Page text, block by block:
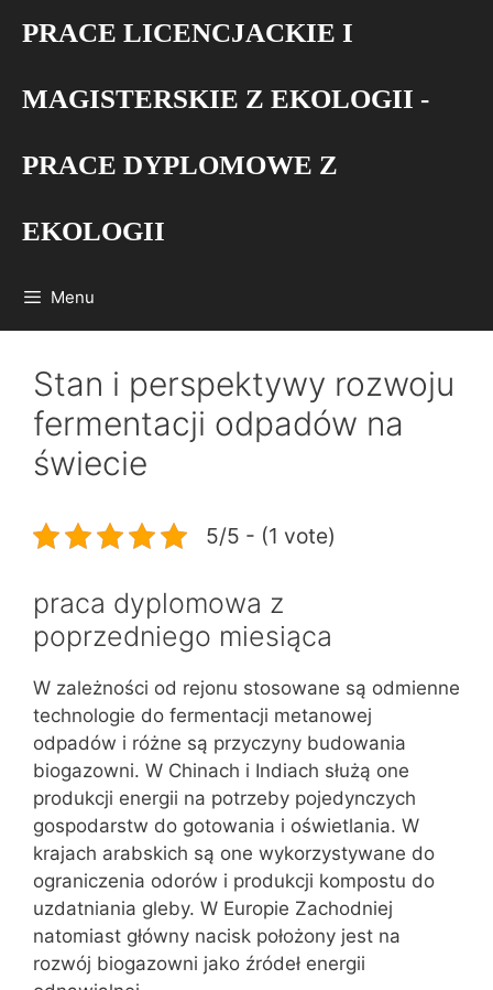
PRACE LICENCJACKIE I
MAGISTERSKIE Z EKOLOGII -
PRACE DYPLOMOWE Z
EKOLOGII
Menu
Stan i perspektywy rozwoju
fermentacji odpadów na
świecie
5/5 - (1 vote)
praca dyplomowa z
poprzedniego miesiąca
W zależności od rejonu stosowane są odmienne
technologie do fermentacji metanowej
odpadów i różne są przyczyny budowania
biogazowni. W Chinach i Indiach służą one
produkcji energii na potrzeby pojedynczych
gospodarstw do gotowania i oświetlania. W
krajach arabskich są one wykorzystywane do
ograniczenia odorów i produkcji kompostu do
uzdatniania gleby. W Europie Zachodniej
natomiast główny nacisk położony jest na
rozwój biogazowni jako źródeł energii